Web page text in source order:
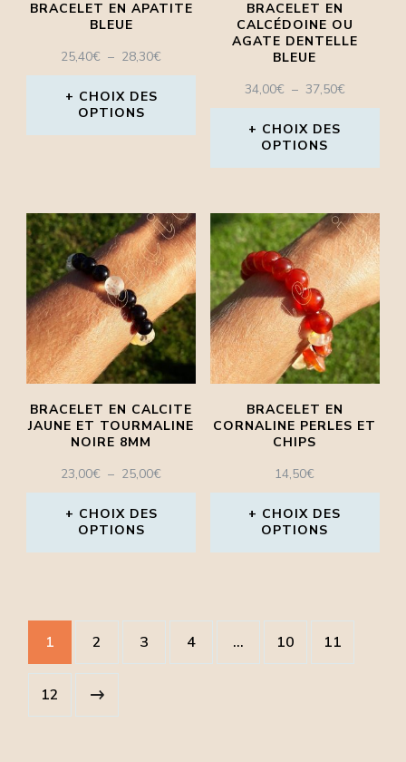
être
choisies
sur
la
page
BRACELET EN APATITE
BLEUE
25,40€ – 28,30€PLAGE
DE
À
CHOIX DES
OPTIONS
a
plusieurs
variations.
Les
options
peuvent
être
choisies
sur
la
page
du
BRACELET EN
CALCÉDOINE OU
AGATE DENTELLE
BLEUE
34,00€ – 37,50€PLAGE
DE
À
CHOIX DES
OPTIONS
produit
a
plusieurs
variations.
Les
options
peuvent
être
choisies
sur
la
page
BRACELET EN CALCITE
JAUNE ET TOURMALINE
NOIRE 8MM
23,00€ – 25,00€PLAGE
DE
À
CHOIX DES
OPTIONS
a
Les
BRACELET EN
CORNALINE PERLES ET
CHIPS
14,50€
CHOIX DES
OPTIONS
a
1 2 3 4 … 10 11
12